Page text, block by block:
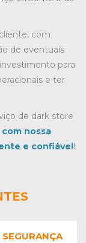
com
de eventuais
para
e ter
de dark store
nossa
e confiável!